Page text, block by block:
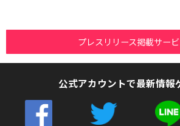
プレスリリース掲載サー
公式アカウントで最新情報